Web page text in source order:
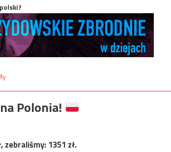
Polonia!
zebraliśmy:1351 zł.